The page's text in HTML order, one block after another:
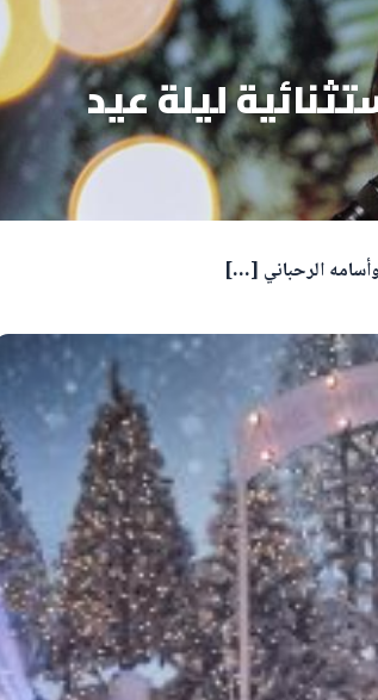
ليلة عيد
الرحباني […]